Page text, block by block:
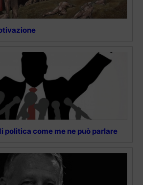
politica come me ne può parlare